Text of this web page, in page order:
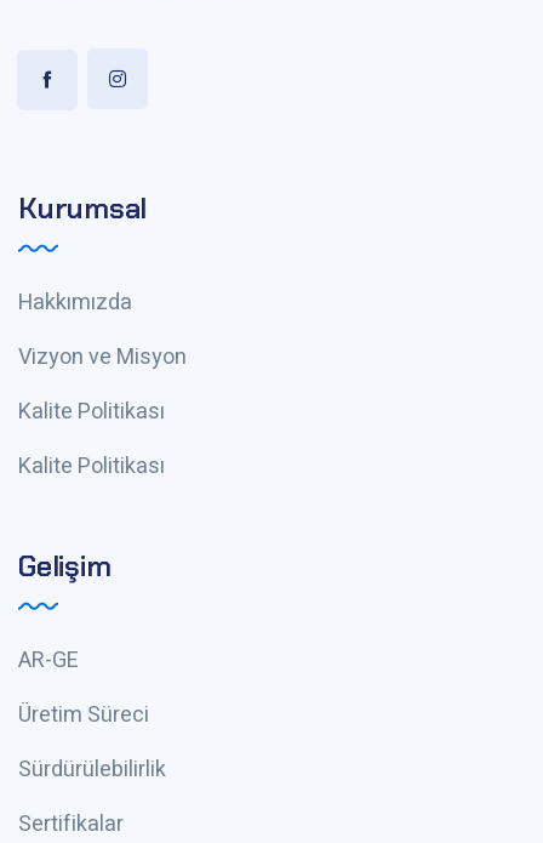
Kurumsal
Hakkımızda
Vizyon ve Misyon
Kalite Politikası
Kalite Politikası
Gelişim
AR-GE
Üretim Süreci
Sürdürülebilirlik
Sertifikalar